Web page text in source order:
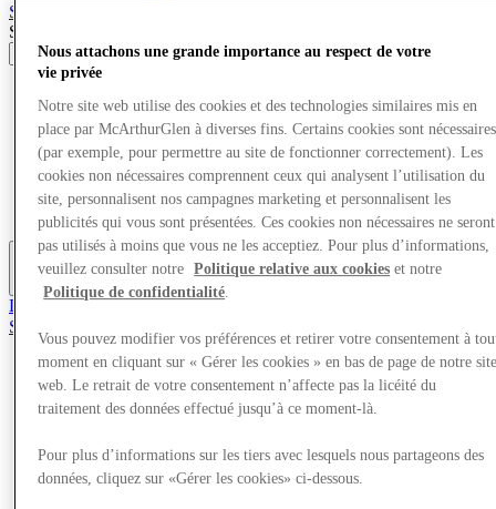
Salzburg
Search input
Offres
Planifiez votre visite
Quoi de neuf
Mangez et buvez
Cartes cadeaux
Services
Plus
Le Club
Sauvé
fr
Magasins
Offres
Mangez et buvez
Cartes cadeaux
Nous attachons une grande importance au respect de votre
vie privée
Notre site web utilise des cookies et des technologies similaires mis en
place par McArthurGlen à diverses fins. Certains cookies sont nécessaires
(par exemple, pour permettre au site de fonctionner correctement). Les
cookies non nécessaires comprennent ceux qui analysent l’utilisation du
site, personnalisent nos campagnes marketing et personnalisent les
publicités qui vous sont présentées. Ces cookies non nécessaires ne seront
pas utilisés à moins que vous ne les acceptiez. Pour plus d’informations,
veuillez consulter notre
Politique relative aux cookies et notre
Politique de confidentialité
Vous pouvez modifier vos préférences et retirer votre consentement à
moment en cliquant sur « Gérer les cookies » en bas de page de notre
web. Le retrait de votre consentement n’affecte pas la licéité du
traitement des données effectué jusqu’à ce moment-là.
Pour plus d’informations sur les tiers avec lesquels nous partageons des
données, cliquez sur «Gérer les cookies» ci-dessous.